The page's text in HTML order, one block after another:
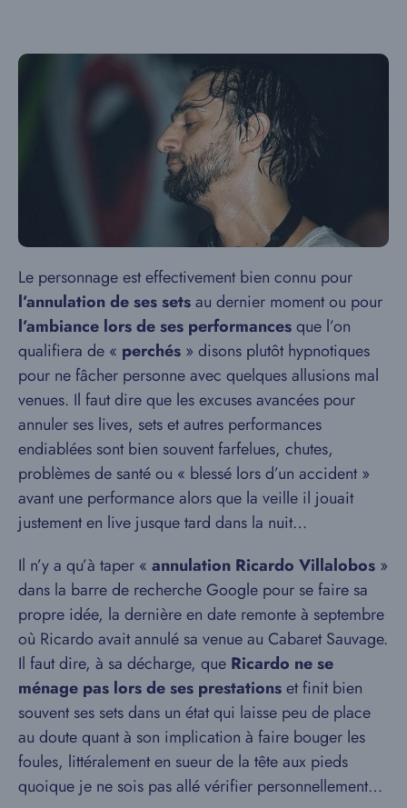
Le personnage est effectivement bien connu pour
l’annulation de ses setsau dernier moment ou pour
l’ambiance lors de ses performancesque l’on
qualifiera de « perchés » disons plutôt hypnotiques
pour ne fâcher personne avec quelques allusions mal
venues. Il faut dire que les excuses avancées pour
annuler ses lives, sets et autres performances
endiablées sont bien souvent farfelues, chutes,
problèmes de santé ou « blessé lors d’un accident »
avant une performance alors que la veille il jouait
justement en live jusque tard dans la nuit…
Il n’y a qu’à taper « annulation Ricardo Villalobos »
dans la barre de recherche Google pour se faire sa
propre idée, la dernière en date remonte à septembre
où Ricardo avait annulé sa venue au Cabaret Sauvage.
Il faut dire, à sa décharge, que Ricardo ne se
ménage pas lors de ses prestationset finit bien
souvent ses sets dans un état qui laisse peu de place
au doute quant à son implication à faire bouger les
foules, littéralement en sueur de la tête aux pieds
quoique je ne sois pas allé vérifier personnellement…